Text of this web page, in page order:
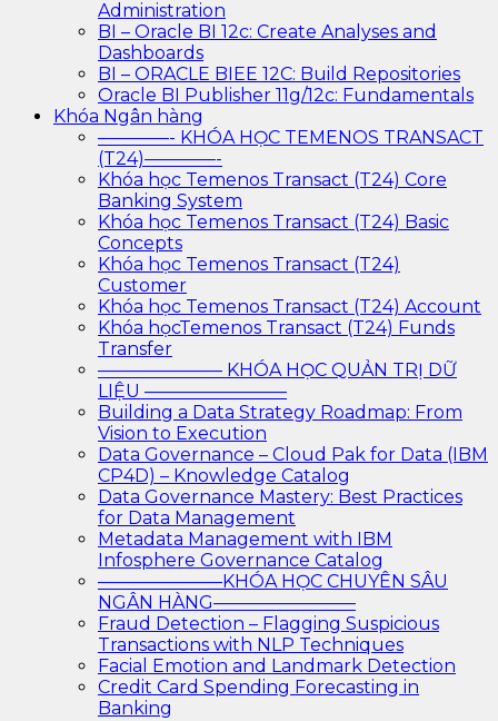
Administration
BI – Oracle BI 12c: Create Analyses and
Dashboards
BI – ORACLE BIEE 12C: Build Repositories
Oracle BI Publisher 11g/12c: Fundamentals
Khóa Ngân hàng
————- KHÓA HỌC TEMENOS TRANSACT
(T24)————-
Khóa học Temenos Transact (T24) Core
Banking System
Khóa học Temenos Transact (T24) Basic
Concepts
Khóa học Temenos Transact (T24)
Customer
Khóa học Temenos Transact (T24) Account
Khóa họcTemenos Transact (T24) Funds
Transfer
——————— KHÓA HỌC QUẢN TRỊ DỮ
LIỆU ————————
Building a Data Strategy Roadmap: From
Vision to Execution
Data Governance – Cloud Pak for Data (IBM
CP4D) – Knowledge Catalog
Data Governance Mastery: Best Practices
for Data Management
Metadata Management with IBM
Infosphere Governance Catalog
———————KHÓA HỌC CHUYÊN SÂU
NGÂN HÀNG————————
Fraud Detection – Flagging Suspicious
Transactions with NLP Techniques
Facial Emotion and Landmark Detection
Credit Card Spending Forecasting in
Banking